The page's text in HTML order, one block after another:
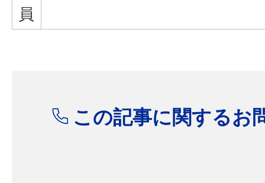
員
この記事に関するお